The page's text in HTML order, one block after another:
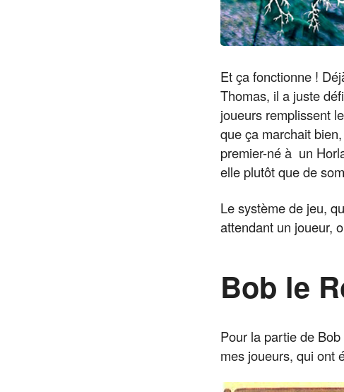
Et ça fonctionne !
Thomas, il a juste
joueurs remplissent
que ça marchait
premier-né à un
elle plutôt que de
Le système de jeu,
attendant un joueur,
Bob le
Pour la partie de
mes joueurs, qui ont